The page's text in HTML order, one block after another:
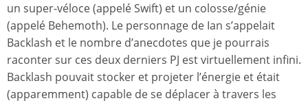
un super-véloce (appelé Swift) et un colosse/génie
(appelé Behemoth). Le personnage de Ian s’appelait
Backlash et le nombre d’anecdotes que je pourrais
raconter sur ces deux derniers PJ est virtuellement infini.
Backlash pouvait stocker et projeter l’énergie et était
(apparemment) capable de se déplacer à travers les